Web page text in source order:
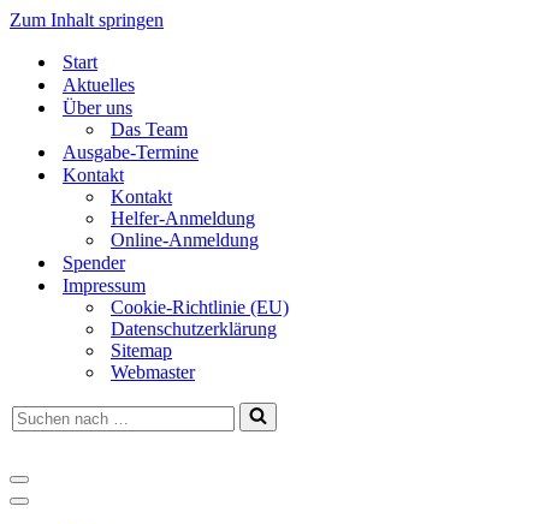
Zum Inhalt springen
Start
Aktuelles
Über uns
Das Team
Ausgabe-Termine
Kontakt
Kontakt
Helfer-Anmeldung
Online-Anmeldung
Spender
Impressum
Cookie-Richtlinie (EU)
Datenschutzerklärung
Sitemap
Webmaster
Suchen
nach …
Navigationsmenü
Navigationsmenü